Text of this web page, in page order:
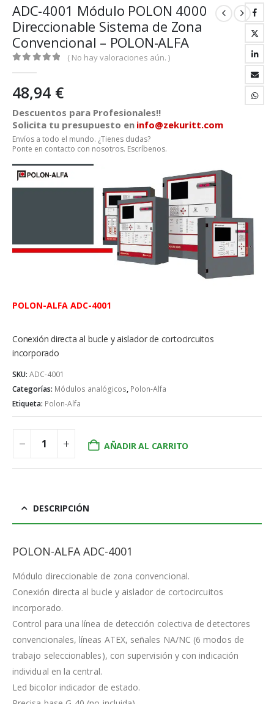
ADC-4001 Módulo POLON 4000
Direccionable Sistema de Zona
Convencional – POLON-ALFA
( No hay valoraciones aún. )
48,94 €
Descuentos para Profesionales!!
Solicita tu presupuesto en info@zekuritt.com
Envíos a todo el mundo. ¿Tienes dudas?
Ponte en contacto con nosotros. Escríbenos.
POLON-ALFA ADC-4001
Conexión directa al bucle y aislador de cortocircuitos
incorporado
SKU: ADC-4001
Categorías: Módulos analógicos, Polon-Alfa
Etiqueta: Polon-Alfa
AÑADIR AL CARRITO
DESCRIPCIÓN
POLON-ALFA ADC-4001
Módulo direccionable de zona convencional.
Conexión directa al bucle y aislador de cortocircuitos
incorporado.
Control para una línea de detección colectiva de detectores
convencionales, líneas ATEX, señales NA/NC (6 modos de
trabajo seleccionables), con supervisión y con indicación
individual en la central.
Led bicolor indicador de estado.